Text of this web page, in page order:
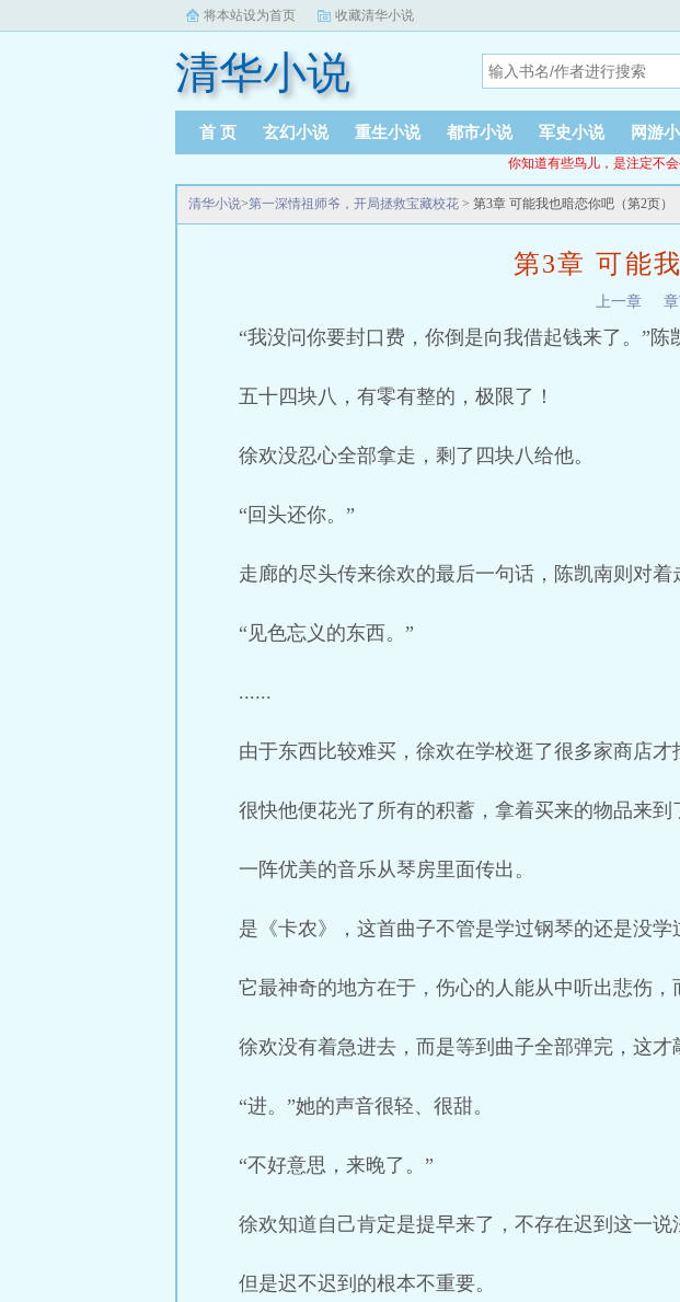
将本站设为首页 收藏清华小说
清华小说
首 页 玄幻小说 重生小说 都市小说 军史小说 网游
你知道有些鸟儿，是注定不
清华小说>第一深情祖师爷，开局拯救宝藏校花 > 第3章 可能我也暗恋你吧（第2页）
第3章 可能
上一章
“我没问你要封口费，你倒是向我借起钱来了。”
五十四块八，有零有整的，极限了！
徐欢没忍心全部拿走，剩了四块八给他。
“回头还你。”
走廊的尽头传来徐欢的最后一句话，陈凯南则对着
“见色忘义的东西。”
......
由于东西比较难买，徐欢在学校逛了很多家商店才
很快他便花光了所有的积蓄，拿着买来的物品来到
一阵优美的音乐从琴房里面传出。
是《卡农》，这首曲子不管是学过钢琴的还是没学
它最神奇的地方在于，伤心的人能从中听出悲伤，
徐欢没有着急进去，而是等到曲子全部弹完，这才
“进。”她的声音很轻、很甜。
“不好意思，来晚了。”
徐欢知道自己肯定是提早来了，不存在迟到这一说
但是迟不迟到的根本不重要。